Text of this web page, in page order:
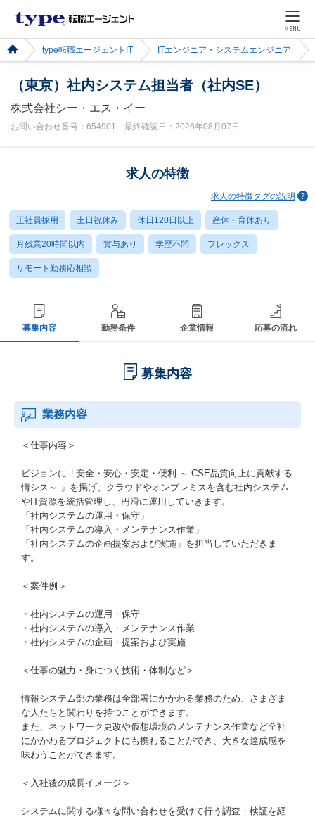
MENU
type転職エージェントIT ITエンジニア・システムエンジニア
（東京）社内システム担当者（社内SE）
株式会社シー・エス・イー
お問い合わせ番号：654901 最終確認日：2026年08月07日
求人の特徴
求人の特徴タグの説明
正社員採用 土日祝休み 休日120日以上 産休・育休あり
月残業20時間以内 賞与あり 学歴不問 フレックス
リモート勤務応相談
募集内容 勤務条件 企業情報 応募の流れ
募集内容
業務内容
＜仕事内容＞
ビジョンに「安全・安心・安定・便利 ～ CSE品質向上に貢献する
情シス～ 」を掲げ、クラウドやオンプレミスを含む社内システム
やIT資源を統括管理し、円滑に運用していきます。
「社内システムの運用・保守」
「社内システムの導入・メンテナンス作業」
「社内システムの企画提案および実施」を担当していただきま
す。
＜案件例＞
・社内システムの運用・保守
・社内システムの導入・メンテナンス作業
・社内システムの企画・提案および実施
＜仕事の魅力・身につく技術・体制など＞
情報システム部の業務は全部署にかかわる業務のため、さまざま
な人たちと関わりを持つことができます。
また、ネットワーク更改や仮想環境のメンテナンス作業など全社
にかかわるプロジェクトにも携わることができ、大きな達成感を
味わうことができます。
＜入社後の成長イメージ＞
システムに関する様々な問い合わせを受けて行う調査・検証を経